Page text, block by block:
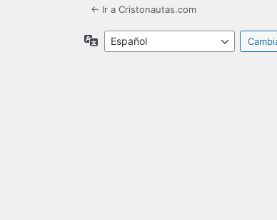
← Ir a Cristonautas.com
Idioma